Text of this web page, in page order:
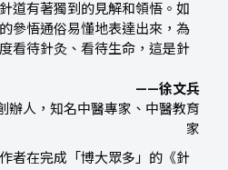
道有著獨到的見解和領悟。如
參悟通俗易懂地表達出來，為
看待針灸、看待生命，這是針
——徐文兵
辦人，知名中醫專家、中醫教育
家
者在完成「博大眾多」的《針